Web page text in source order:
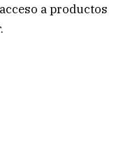
a productos